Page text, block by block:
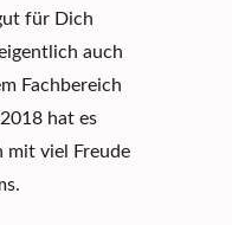
für Dich
auch
Fachbereich
hat es
mit viel Freude